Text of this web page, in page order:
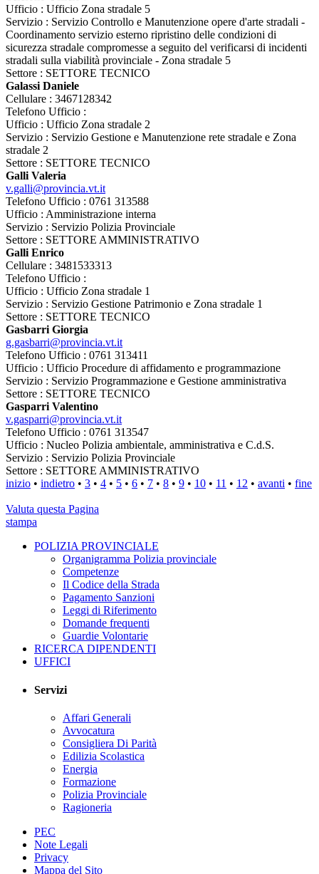
Ufficio : Ufficio Zona stradale 5
Servizio : Servizio Controllo e Manutenzione opere d'arte stradali -
Coordinamento servizio esterno ripristino delle condizioni di
sicurezza stradale compromesse a seguito del verificarsi di incidenti
stradali sulla viabilità provinciale - Zona stradale 5
Settore : SETTORE TECNICO
Galassi Daniele
Cellulare : 3467128342
Telefono Ufficio :
Ufficio : Ufficio Zona stradale 2
Servizio : Servizio Gestione e Manutenzione rete stradale e Zona
stradale 2
Settore : SETTORE TECNICO
Galli Valeria
v.galli@provincia.vt.it
Telefono Ufficio : 0761 313588
Ufficio : Amministrazione interna
Servizio : Servizio Polizia Provinciale
Settore : SETTORE AMMINISTRATIVO
Galli Enrico
Cellulare : 3481533313
Telefono Ufficio :
Ufficio : Ufficio Zona stradale 1
Servizio : Servizio Gestione Patrimonio e Zona stradale 1
Settore : SETTORE TECNICO
Gasbarri Giorgia
g.gasbarri@provincia.vt.it
Telefono Ufficio : 0761 313411
Ufficio : Ufficio Procedure di affidamento e programmazione
Servizio : Servizio Programmazione e Gestione amministrativa
Settore : SETTORE TECNICO
Gasparri Valentino
v.gasparri@provincia.vt.it
Telefono Ufficio : 0761 313547
Ufficio : Nucleo Polizia ambientale, amministrativa e C.d.S.
Servizio : Servizio Polizia Provinciale
Settore : SETTORE AMMINISTRATIVO
inizio • indietro • 3 • 4 • 5 • 6 • 7 • 8 • 9 • 10 • 11 • 12 • avanti • fine
Valuta questa Pagina
stampa
POLIZIA PROVINCIALE
Organigramma Polizia provinciale
Competenze
Il Codice della Strada
Pagamento Sanzioni
Leggi di Riferimento
Domande frequenti
Guardie Volontarie
RICERCA DIPENDENTI
UFFICI
Servizi
Affari Generali
Avvocatura
Consigliera Di Parità
Edilizia Scolastica
Energia
Formazione
Polizia Provinciale
Ragioneria
PEC
Note Legali
Privacy
Mappa del Sito